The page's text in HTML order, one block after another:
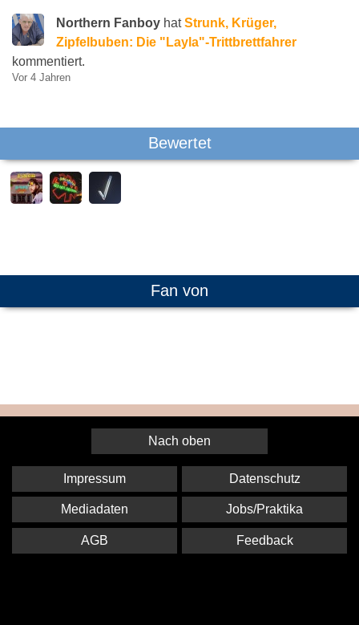
Northern Fanboy hatStrunk, Krüger,
Zipfelbuben: Die "Layla"-Trittbrettfahrer
kommentiert.
Vor 4 Jahren
Bewertet
Fan von
Nach oben
Impressum Datenschutz
Mediadaten Jobs/Praktika
AGB Feedback